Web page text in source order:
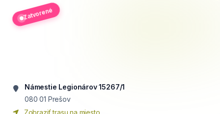
Zatvorené
Námestie Legionárov 15267/1
080 01 Prešov
Zobraziť trasu na miesto